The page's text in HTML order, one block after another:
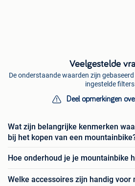
Veelgestelde
De onderstaande waarden zijn
ingestelde filters
Deel opmerkingen
Wat zijn belangrijke kenmerken
bij het kopen van een
Hoe onderhoud je je mountainbike
Welke accessoires zijn handig voor